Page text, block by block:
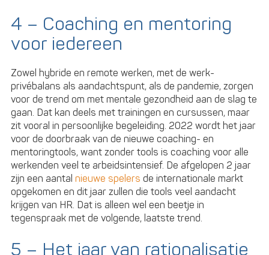
4 – Coaching en mentoring
voor iedereen
Zowel hybride en remote werken, met de werk-
privébalans als aandachtspunt, als de pandemie, zorgen
voor de trend om met mentale gezondheid aan de slag te
gaan. Dat kan deels met trainingen en cursussen, maar
zit vooral in persoonlijke begeleiding. 2022 wordt het jaar
voor de doorbraak van de nieuwe coaching- en
mentoringtools, want zonder tools is coaching voor alle
werkenden veel te arbeidsintensief. De afgelopen 2 jaar
zijn een aantalnieuwe spelers de internationale markt
opgekomen en dit jaar zullen die tools veel aandacht
krijgen van HR. Dat is alleen wel een beetje in
tegenspraak met de volgende, laatste trend.
5 – Het jaar van rationalisatie